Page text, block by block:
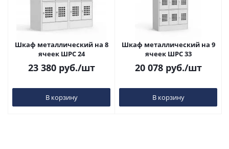
Шкаф металлический на 8
ячеек ШРС 24
23 380руб./шт
В корзину
Шкаф металлический на 9
ячеек ШРС 33
20 078руб./шт
В корзину